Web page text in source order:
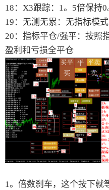
18：X3跟踪：1。5倍保持
19：无测无累：无指标模
20：指标平仓/强平：按照
盈利和亏损全平仓
1。倍数刹车，这个按下就